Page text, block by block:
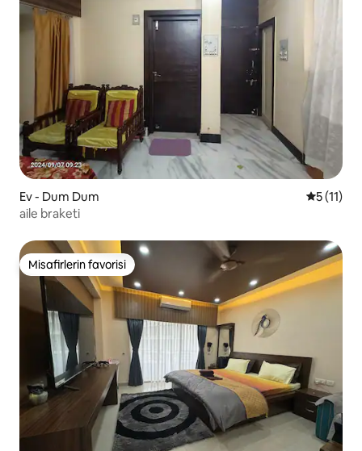
Ev - Dum Dum 55 (11)
aile braketi
Misafirlerin favorisi
Misafirlerin favorisi